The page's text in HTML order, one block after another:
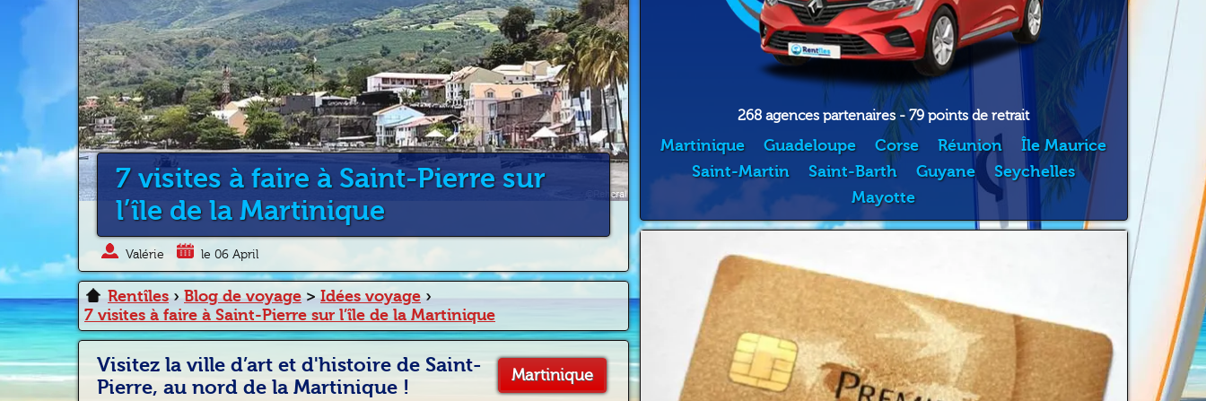
7 visites à faire à Saint-Pierre sur
l’île de la Martinique
Valérie le 06 April
Rentîles › Blog de voyage> Idées voyage›
7 visites à faire à Saint-Pierre sur l’île de la Martinique
Martinique
Visitez la ville d’art et d'histoire de Saint-
Pierre, au nord de la Martinique !
268 agences partenaires - 79 points de retrait
Martinique Guadeloupe Corse Réunion
Île Maurice
Saint-Martin
Saint-Barth Guyane
Seychelles
Mayotte